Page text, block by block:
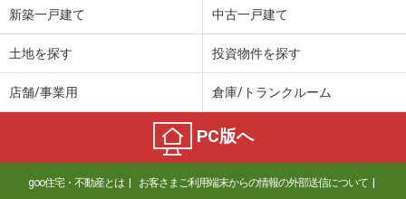
新築一戸建て 中古一戸建て
土地を探す 投資物件を探す
店舗/事業用 倉庫/トランクルーム
PC版へ
goo住宅・不動産とは お客さまご利用端末からの情報の外部送信について